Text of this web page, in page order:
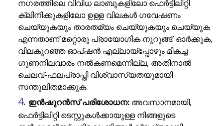
നഗരത്തിലെ വിവിധ ലാബുകളിലോ ഫെർട്ടിലിറ്റി
ക്ലിനിക്കുകളിലോ ഉള്ള വിലകൾ ഗവേഷണം
ചെയ്യുകയും താരതമ്യം ചെയ്യുകയും ചെയ്യുക
എന്നതാണ് മറ്റൊരു പ്രായോഗിക നുറുങ്ങ്. ഓർക്കുക,
വിലകുറഞ്ഞ ഓപ്ഷൻ എല്ലായ്‌പ്പോഴും മികച്ച
ഗുണനിലവാരം നൽകണമെന്നില്ല, അതിനാൽ
ചെലവ്-ഫലപ്രാപ്തി വിശ്വാസ്യതയുമായി
സന്തുലിതമാക്കുക.
ഇൻഷുറൻസ് പരിശോധന: അവസാനമായി,
ഫെർട്ടിലിറ്റി ടെസ്റ്റുകൾക്കായുള്ള നിങ്ങളുടെ